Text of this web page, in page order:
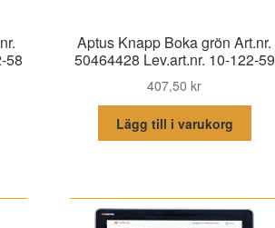
58
Aptus Knapp Boka grön Art.nr.
50464428 Lev.art.nr. 10-122-59
407,50kr
Lägg till i varukorg